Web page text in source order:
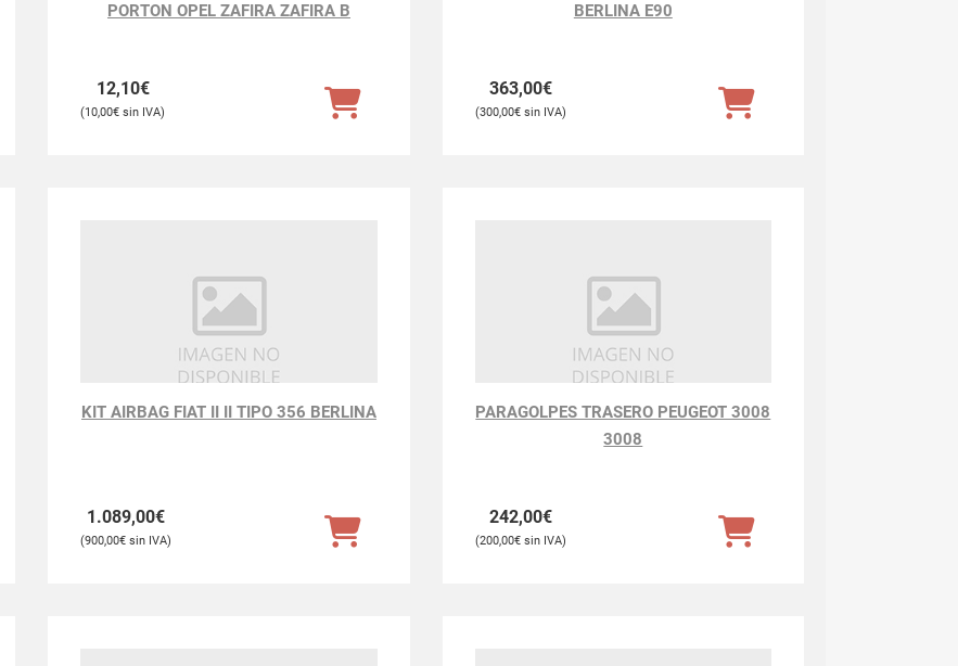
PORTON OPEL ZAFIRA ZAFIRA B
12,10€
10,00€
BERLINA E90
363,00€
300,00€
KIT AIRBAG FIAT II II TIPO 356 BERLINA
1.089,00€
900,00€
PARAGOLPES TRASERO PEUGEOT 3008
3008
242,00€
200,00€